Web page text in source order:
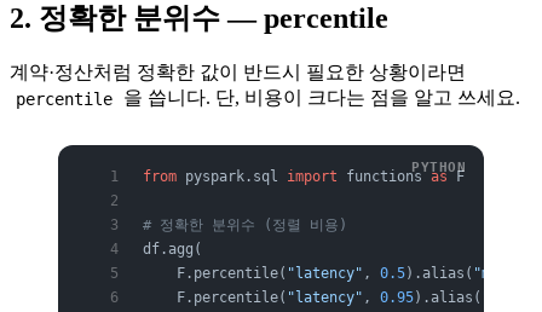
2. 정확한 분위수 — percentile
계약·정산처럼 정확한 값이 반드시 필요한 상황이라면
percentile 을 씁니다. 단, 비용이 크다는 점을 알고 쓰세요.
from pyspark.sql import functions as F
# 정확한 분위수 (정렬 비용)
df.agg(
    F.percentile(
"latency" , 0.5).alias( "median"
    F.percentile(
"latency" , 0.95).alias(